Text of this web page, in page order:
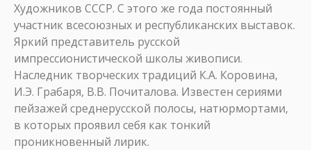
Художников СССР. С этого же года постоянный
участник всесоюзных и республиканских выставок.
Яркий представитель русской
импрессионистической школы живописи.
Наследник творческих традиций К.А. Коровина,
И.Э. Грабаря, В.В. Почиталова. Известен сериями
пейзажей среднерусской полосы, натюрмортами,
в которых проявил себя как тонкий
проникновенный лирик.